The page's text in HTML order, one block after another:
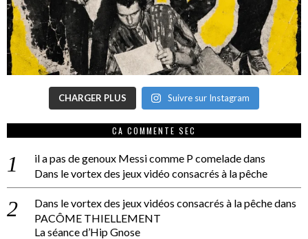
CHARGER PLUS Suivre sur Instagram
CA COMMENTE SEC
il a pas de genoux Messi comme P comeladedans
Dans le vortex des jeux vidéo consacrés à la pêche
Dans le vortex des jeux vidéos consacrés à la pêchedans
PACÔME THIELLEMENT
La séance d’Hip Gnose